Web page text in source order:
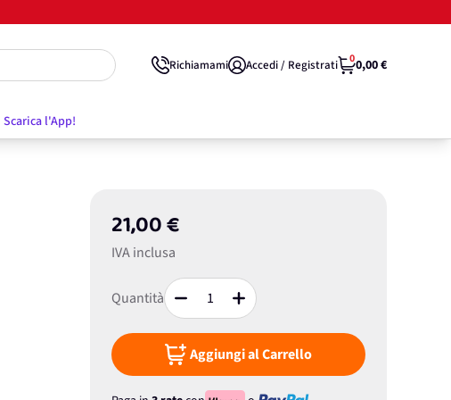
Scarica l'App!
Richiamami Accedi / Registrati 00,00 €
21,00 €
IVA inclusa
Quantità
Aggiungi al Carrello